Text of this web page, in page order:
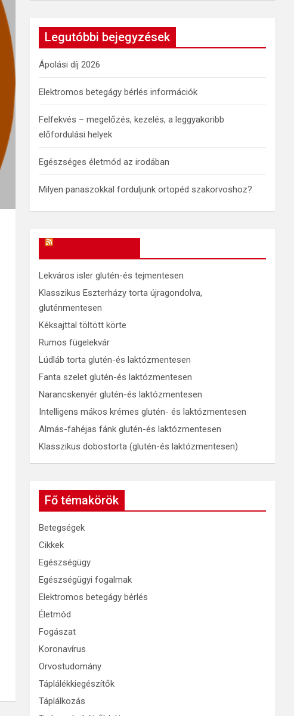
a
h
Legutóbbi bejegyzések
Ápolási díj 2026
Elektromos betegágy bérlés információk
Felfekvés – megelőzés, kezelés, a leggyakoribb
előfordulási helyek
Egészséges életmód az irodában
Milyen panaszokkal forduljunk ortopéd szakorvoshoz?
Lekváros isler glutén-és tejmentesen
Klasszikus Eszterházy torta újragondolva,
gluténmentesen
Kéksajttal töltött körte
Rumos fügelekvár
Lúdláb torta glutén-és laktózmentesen
Fanta szelet glutén-és laktózmentesen
Narancskenyér glutén-és laktózmentesen
Intelligens mákos krémes glutén- és laktózmentesen
Almás-fahéjas fánk glutén-és laktózmentesen
Klasszikus dobostorta (glutén-és laktózmentesen)
Fő témakörök
Betegségek
Cikkek
Egészségügy
Egészségügyi fogalmak
Elektromos betegágy bérlés
Életmód
Fogászat
Koronavírus
Orvostudomány
Táplálékkiegészítők
Táplálkozás